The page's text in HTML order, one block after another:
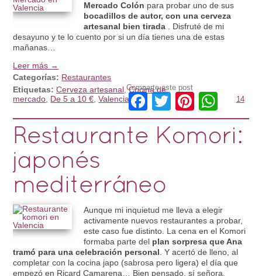
Mercado Colón para probar uno de sus
bocadillos de autor, con una cerveza
artesanal bien tirada
. Disfruté de mi
desayuno y te lo cuento por si un día tienes una de estas
mañanas…
Leer más →
Categorías: Restaurantes
Etiquetas: Cerveza artesanal ,Cocina de
mercado De 5 a 10 € ,Valencia
Comparte este post
Facebook
Twitter 14
Restaurante Komori:
japonés
mediterráneo
Aunque mi inquietud me lleva a elegir
activamente nuevos restaurantes a probar,
este caso fue distinto. La cena en el Komori
formaba parte del plan sorpresa que Ana
tramó para una celebración personal . Y acertó de lleno, al
completar con la cocina japo (sabrosa pero ligera) el día que
empezó en Ricard Camarena… Bien pensado, sí señora.